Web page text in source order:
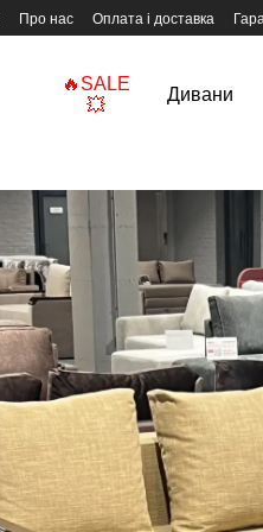
Про нас Оплата і доставка
🔥SALE
💥
Дивани